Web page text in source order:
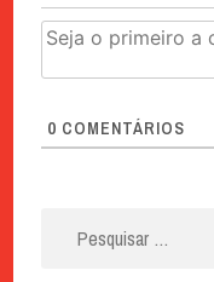
0 COMENTÁRIOS